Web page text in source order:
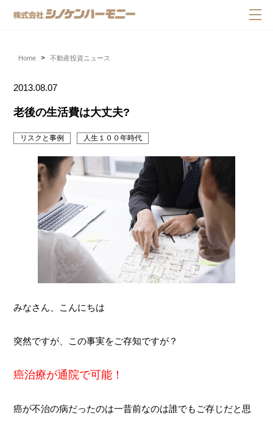
Home 不動産投資ニュース
2013.08.07
老後の生活費は大丈夫?
リスクと事例 人生１００年時代
みなさん、こんにちは
突然ですが、この事実をご存知ですが？
癌治療が通院で可能！
癌が不治の病だったのは一昔前なのは誰でもご存じだと思